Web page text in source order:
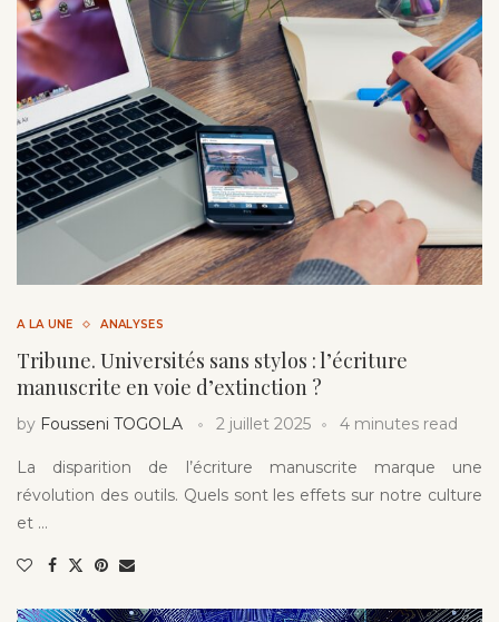
A LA UNE ANALYSES
Tribune. Universités sans stylos : l’écriture
manuscrite en voie d’extinction ?
by Fousseni TOGOLA 2 juillet 2025 4 minutes read
La disparition de l’écriture manuscrite marque une
révolution des outils. Quels sont les effets sur notre culture
et …